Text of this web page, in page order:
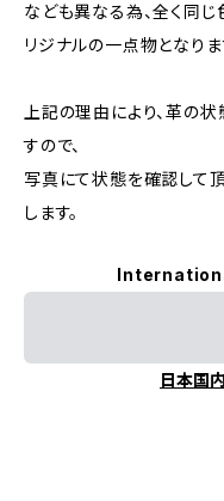
なども異なる為、全く同じ
リジナルの一点物となりま
上記の理由により、革の
すので、
写真にて状態を確認して
します。
日本国